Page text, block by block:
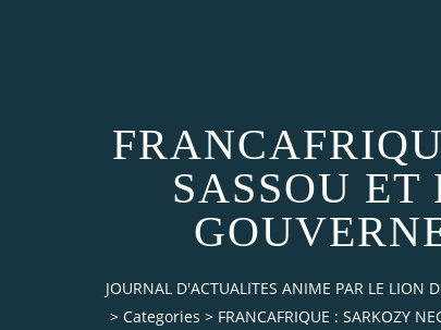
SASSOU
JOURNAL D'ACTUALITES ANIME PAR LE LION
> Categories > FRANCAFRIQUE : SARKOZY